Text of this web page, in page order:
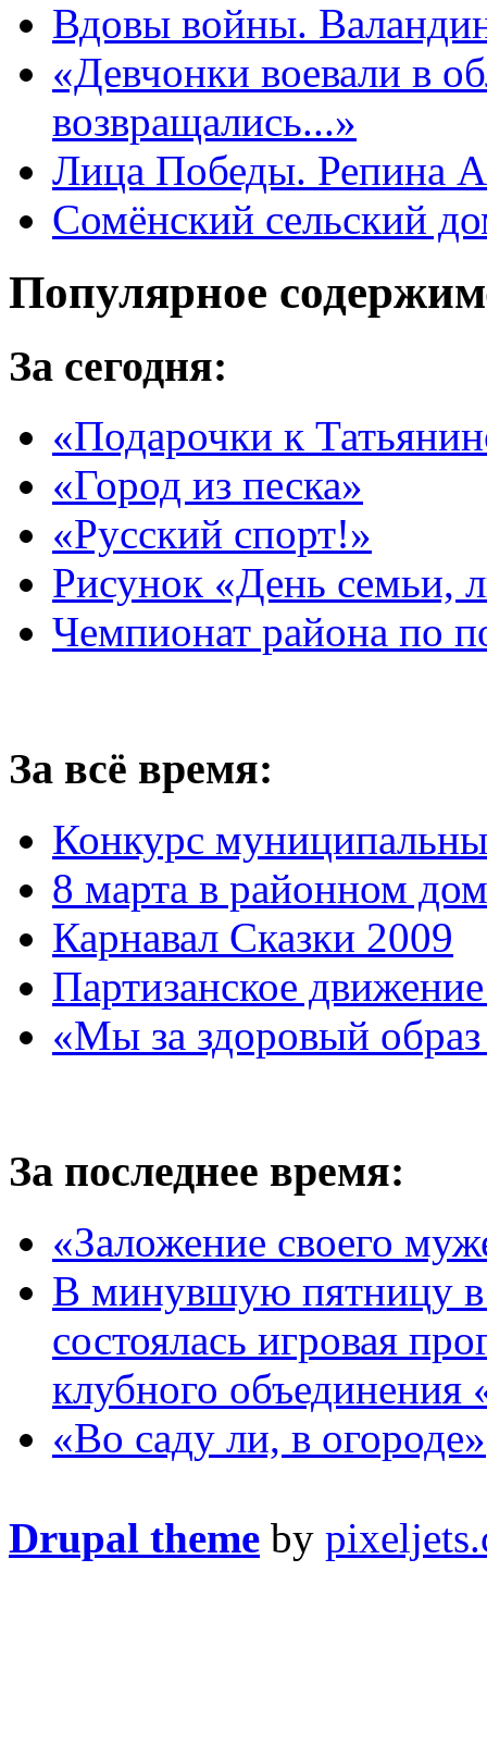
Вдовы войны.
«Девчонки воевали в
возвращались...»
Лица Победы. Репина
Сомёнский сельский
Популярное
За сегодня:
«Подарочки к
«Город из песка»
«Русский спорт!»
Рисунок «День семьи,
Чемпионат района по
За всё время:
Конкурс
8 марта в районном
Карнавал Сказки 2009
Партизанское
«Мы за здоровый
За последнее время:
«Заложение своего
В минувшую пятницу в
состоялась игровая
клубного объединения
«Во саду ли, в огороде»
Drupal theme by